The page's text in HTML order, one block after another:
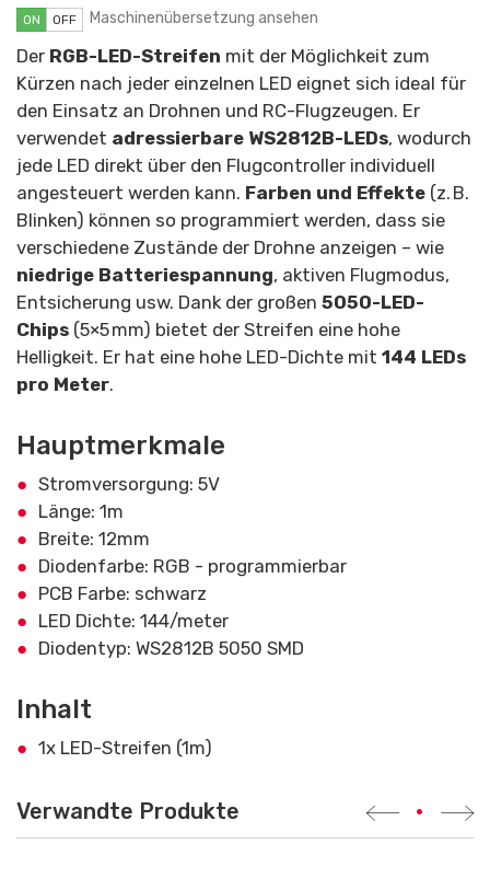
ON OFF Maschinenübersetzung ansehen
Der RGB-LED-Streifen mit der Möglichkeit zum
Kürzen nach jeder einzelnen LED eignet sich ideal für
den Einsatz an Drohnen und RC-Flugzeugen. Er
verwendet adressierbare WS2812B-LEDs, wodurch
jede LED direkt über den Flugcontroller individuell
angesteuert werden kann. Farben und Effekte (z. B.
Blinken) können so programmiert werden, dass sie
verschiedene Zustände der Drohne anzeigen – wie
niedrige Batteriespannung, aktiven Flugmodus,
Entsicherung usw. Dank der großen 5050-LED-
Chips (5×5 mm) bietet der Streifen eine hohe
Helligkeit. Er hat eine hohe LED-Dichte mit 144 LEDs
pro Meter.
Hauptmerkmale
Stromversorgung: 5V
Länge: 1m
Breite: 12mm
Diodenfarbe: RGB - programmierbar
PCB Farbe: schwarz
LED Dichte: 144/meter
Diodentyp: WS2812B 5050 SMD
Inhalt
1x LED-Streifen (1m)
Verwandte Produkte •